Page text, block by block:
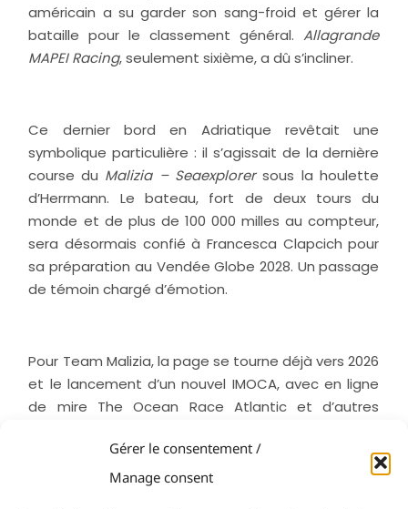
Gérer le consentement /
Manage consent
américain a su garder son sang-froid et gérer la
bataille pour le classement général.Allagrande
MAPEI Racing, seulement sixième, a dû s’incliner.
Ce dernier bord en Adriatique revêtait une
symbolique particulière : il s’agissait de la dernière
course du Malizia – Seaexplorersous la houlette
d’Herrmann. Le bateau, fort de deux tours du
monde et de plus de 100 000 milles au compteur,
sera désormais confié à Francesca Clapcich pour
sa préparation au Vendée Globe 2028. Un passage
de témoin chargé d’émotion.
Pour Team Malizia, la page se tourne déjà vers 2026
et le lancement d’un nouvel IMOCA, avec en ligne
de mire The Ocean Race Atlantic et d’autres
satisfaction du résultat, la fierté collective et le
pincement au cœur de quitter un compagnon de